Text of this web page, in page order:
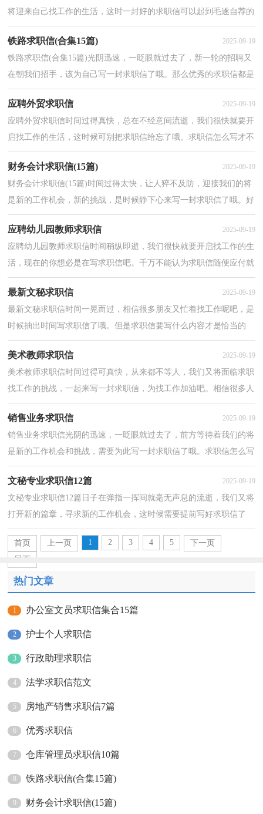
将迎来自己找工作的生活，这时一封好的求职信可以起到毛遂自荐的
作用哦。那么如何写求职信才简练、明确呢？以下是小...
铁路求职信(合集15篇) 2025-09-19
铁路求职信(合集15篇)光阴迅速，一眨眼就过去了，新一轮的招聘又
在朝我们招手，该为自己写一封求职信了哦。那么优秀的求职信都是
怎么写的呢？以下是小编精心整理的铁路求职信，希望能...
应聘外贸求职信 2025-09-19
应聘外贸求职信时间过得真快，总在不经意间流逝，我们很快就要开
启找工作的生活，这时候可别把求职信给忘了哦。求职信怎么写才不
会千篇一律呢？以下是小编整理的应聘外贸求职信，仅供...
财务会计求职信(15篇) 2025-09-19
财务会计求职信(15篇)时间过得太快，让人猝不及防，迎接我们的将
是新的工作机会，新的挑战，是时候静下心来写一封求职信了哦。好
的求职信都具备一些什么特点呢？以下是小编为大家整理...
应聘幼儿园教师求职信 2025-09-19
应聘幼儿园教师求职信时间稍纵即逝，我们很快就要开启找工作的生
活，现在的你想必是在写求职信吧。千万不能认为求职信随便应付就
可以喔，以下是小编精心整理的应聘幼儿园教师求职...
最新文秘求职信 2025-09-19
最新文秘求职信时间一晃而过，相信很多朋友又忙着找工作呢吧，是
时候抽出时间写求职信了哦。但是求职信要写什么内容才是恰当的
呢？下面是小编为大家收集的最新文秘求职信，仅供参考...
美术教师求职信 2025-09-19
美术教师求职信时间过得可真快，从来都不等人，我们又将面临求职
找工作的挑战，一起来写一封求职信，为找工作加油吧。相信很多人
都十分头疼怎么写一封精彩的求职信吧，以下是小编为大...
销售业务求职信 2025-09-19
销售业务求职信光阴的迅速，一眨眼就过去了，前方等待着我们的将
是新的工作机会和挑战，需要为此写一封求职信了哦。求职信怎么写
才不会千篇一律呢？以下是小编精心整理的销售业务求...
文秘专业求职信12篇 2025-09-19
文秘专业求职信12篇日子在弹指一挥间就毫无声息的流逝，我们又将
打开新的篇章，寻求新的工作机会，这时候需要提前写好求职信了
哦。千万不能认为求职信随便应付就可以喔，下面是小编...
首页
上一页 1 2 3 4 5
下一页
尾页
热门文章
1 办公室文员求职信集合15篇
2 护士个人求职信
3 行政助理求职信
4 法学求职信范文
5 房地产销售求职信7篇
6 优秀求职信
7 仓库管理员求职信10篇
8 铁路求职信(合集15篇)
9 财务会计求职信(15篇)